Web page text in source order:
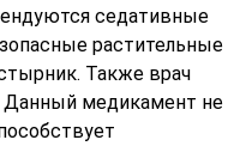
седативные
растительные
Также врач
Данный медикамент не